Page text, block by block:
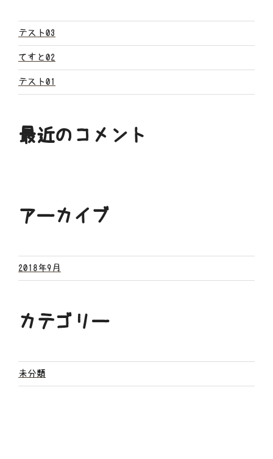
ン
テスト03
てすと02
テスト01
最近のコメント
アーカイブ
2018年9月
カテゴリー
未分類